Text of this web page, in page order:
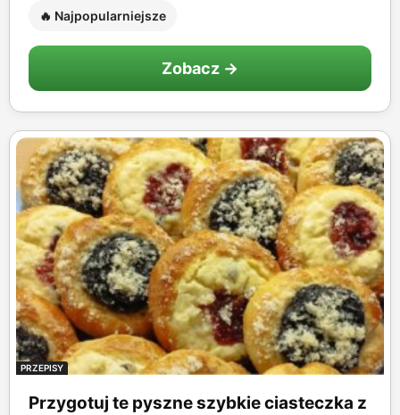
🔥 Najpopularniejsze
Zobacz →
PRZEPISY
Przygotuj te pyszne szybkie ciasteczka z